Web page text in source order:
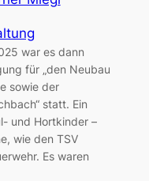
war es dann
für „den Neubau
sowie der
statt. Ein
und Hortkinder –
wie den TSV
Es waren